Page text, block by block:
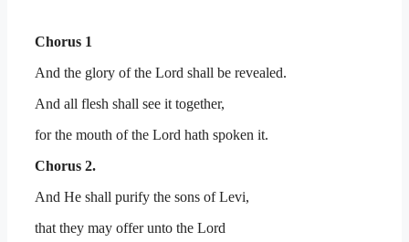
Chorus 1
And the glory of the Lord shall be revealed.
And all flesh shall see it together,
for the mouth of the Lord hath spoken it.
Chorus 2.
And He shall purify the sons of Levi,
that they may offer unto the Lord